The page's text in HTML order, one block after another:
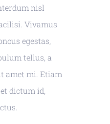
nisl
Vivamus
egestas,
tellus, a
amet mi. Etiam
dictum id,